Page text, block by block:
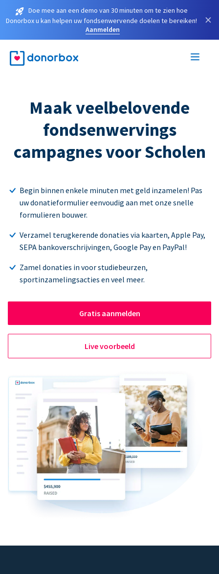
Doe mee aan een demo van 30 minuten om te zien hoe
Donorbox u kan helpen uw fondsenwervende doelen te bereiken!
Aanmelden
×
Maak veelbelovende
fondsenwervings
campagnes voor Scholen
Begin binnen enkele minuten met geld inzamelen! Pas
uw donatieformulier eenvoudig aan met onze snelle
formulieren bouwer.
Verzamel terugkerende donaties via kaarten, Apple Pay,
SEPA bankoverschrijvingen, Google Pay en PayPal!
Zamel donaties in voor studiebeurzen,
sportinzamelingsacties en veel meer.
Gratis aanmelden
Live voorbeeld